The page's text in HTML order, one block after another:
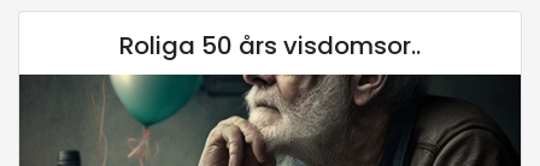
Roliga 50 års visdomsor..